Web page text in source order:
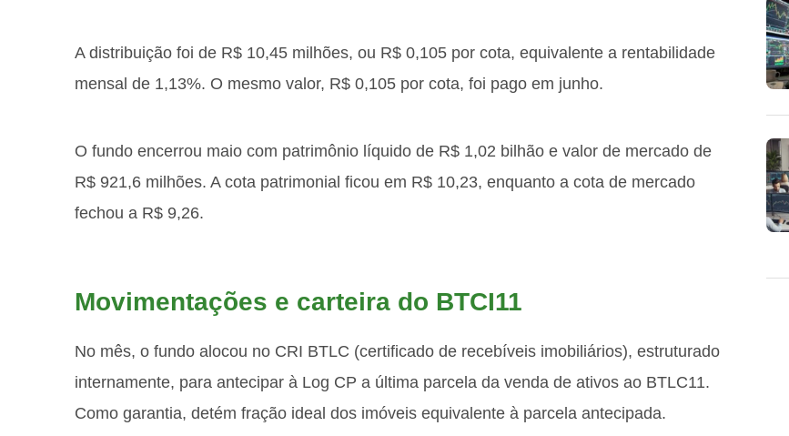
A distribuição foi de R$ 10,45 milhões, ou R$ 0,105 por cota, equivalente a rentabilidade
mensal de 1,13%. O mesmo valor, R$ 0,105 por cota, foi pago em junho.
O fundo encerrou maio com patrimônio líquido de R$ 1,02 bilhão e valor de mercado de
R$ 921,6 milhões. A cota patrimonial ficou em R$ 10,23, enquanto a cota de mercado
fechou a R$ 9,26.
Movimentações e carteira do BTCI11
No mês, o fundo alocou no CRI BTLC (certificado de recebíveis imobiliários), estruturado
internamente, para antecipar à Log CP a última parcela da venda de ativos ao BTLC11.
Como garantia, detém fração ideal dos imóveis equivalente à parcela antecipada.